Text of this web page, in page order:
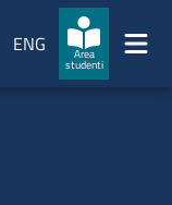
ENG
Area
studenti